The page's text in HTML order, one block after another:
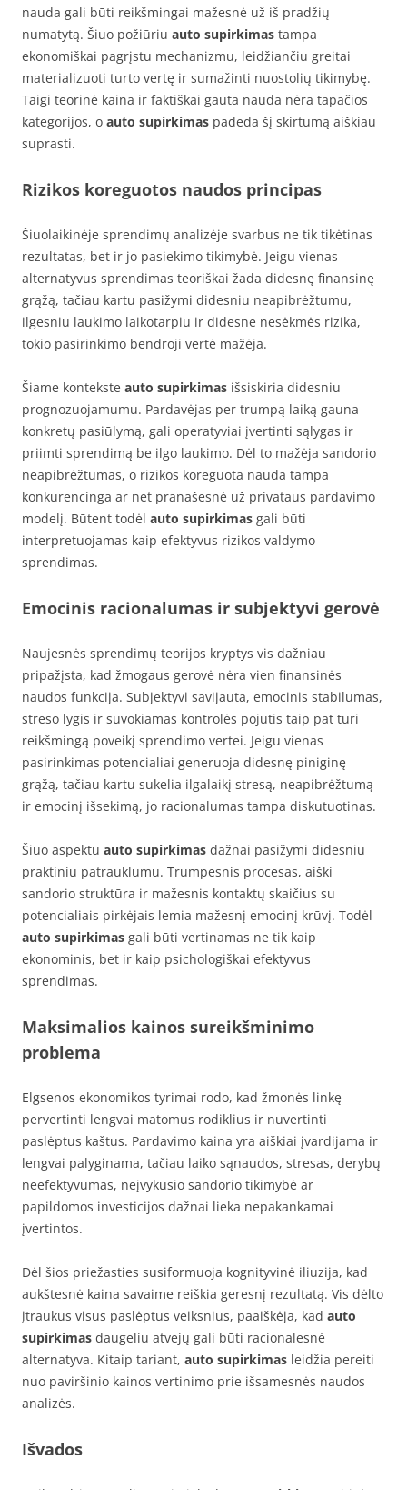
nauda gali būti reikšmingai mažesnė už iš pradžių
numatytą. Šiuo požiūriu auto supirkimas tampa
ekonomiškai pagrįstu mechanizmu, leidžiančiu greitai
materializuoti turto vertę ir sumažinti nuostolių tikimybę.
Taigi teorinė kaina ir faktiškai gauta nauda nėra tapačios
kategorijos, o auto supirkimas padeda šį skirtumą aiškiau
suprasti.
Rizikos koreguotos naudos principas
Šiuolaikinėje sprendimų analizėje svarbus ne tik tikėtinas
rezultatas, bet ir jo pasiekimo tikimybė. Jeigu vienas
alternatyvus sprendimas teoriškai žada didesnę finansinę
grąžą, tačiau kartu pasižymi didesniu neapibrėžtumu,
ilgesniu laukimo laikotarpiu ir didesne nesėkmės rizika,
tokio pasirinkimo bendroji vertė mažėja.
Šiame kontekste auto supirkimas išsiskiria didesniu
prognozuojamumu. Pardavėjas per trumpą laiką gauna
konkretų pasiūlymą, gali operatyviai įvertinti sąlygas ir
priimti sprendimą be ilgo laukimo. Dėl to mažėja sandorio
neapibrėžtumas, o rizikos koreguota nauda tampa
konkurencinga ar net pranašesnė už privataus pardavimo
modelį. Būtent todėl auto supirkimas gali būti
interpretuojamas kaip efektyvus rizikos valdymo
sprendimas.
Emocinis racionalumas ir subjektyvi gerovė
Naujesnės sprendimų teorijos kryptys vis dažniau
pripažįsta, kad žmogaus gerovė nėra vien finansinės
naudos funkcija. Subjektyvi savijauta, emocinis stabilumas,
streso lygis ir suvokiamas kontrolės pojūtis taip pat turi
reikšmingą poveikį sprendimo vertei. Jeigu vienas
pasirinkimas potencialiai generuoja didesnę piniginę
grąžą, tačiau kartu sukelia ilgalaikį stresą, neapibrėžtumą
ir emocinį išsekimą, jo racionalumas tampa diskutuotinas.
Šiuo aspektu auto supirkimas dažnai pasižymi didesniu
praktiniu patrauklumu. Trumpesnis procesas, aiški
sandorio struktūra ir mažesnis kontaktų skaičius su
potencialiais pirkėjais lemia mažesnį emocinį krūvį. Todėl
auto supirkimas gali būti vertinamas ne tik kaip
ekonominis, bet ir kaip psichologiškai efektyvus
sprendimas.
Maksimalios kainos sureikšminimo
problema
Elgsenos ekonomikos tyrimai rodo, kad žmonės linkę
pervertinti lengvai matomus rodiklius ir nuvertinti
paslėptus kaštus. Pardavimo kaina yra aiškiai įvardijama ir
lengvai palyginama, tačiau laiko sąnaudos, stresas, derybų
neefektyvumas, neįvykusio sandorio tikimybė ar
papildomos investicijos dažnai lieka nepakankamai
įvertintos.
Dėl šios priežasties susiformuoja kognityvinė iliuzija, kad
aukštesnė kaina savaime reiškia geresnį rezultatą. Vis dėlto
įtraukus visus paslėptus veiksnius, paaiškėja, kad auto
supirkimas daugeliu atvejų gali būti racionalesnė
alternatyva. Kitaip tariant, auto supirkimas leidžia pereiti
nuo paviršinio kainos vertinimo prie išsamesnės naudos
analizės.
Išvados